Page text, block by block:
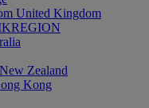
United Kingdom
New Zealand
Kong